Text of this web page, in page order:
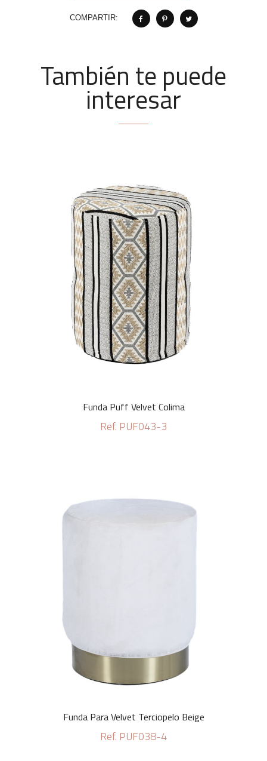
COMPARTIR:
También te puede
interesar
Funda Puff Velvet Colima
Ref. PUF043-3
Funda Para Velvet Terciopelo Beige
Ref. PUF038-4